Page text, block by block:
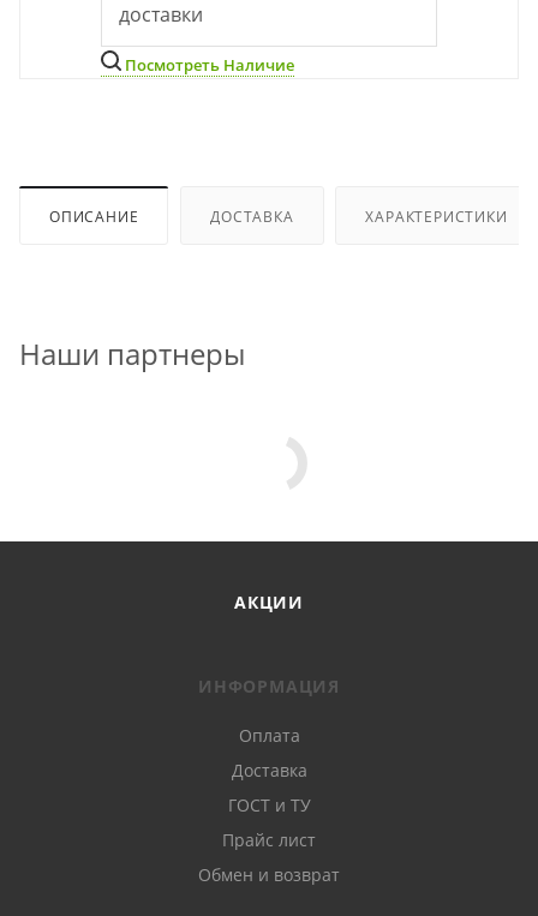
доставки
Посмотреть Наличие
ОПИСАНИЕ ДОСТАВКА ХАРАКТЕРИСТИКИ
Наши партнеры
АКЦИИ
ИНФОРМАЦИЯ
Оплата
Доставка
ГОСТ и ТУ
Прайс лист
Обмен и возврат